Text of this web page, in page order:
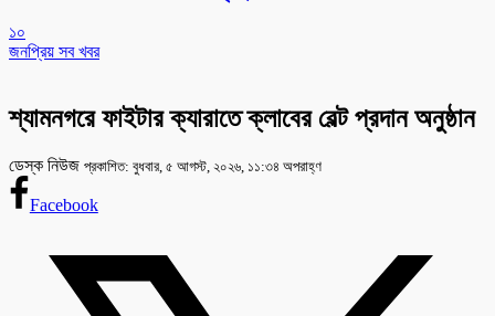
১০
জনপ্রিয় সব খবর
শ্যামনগরে ফাইটার ক্যারাতে ক্লাবের বেল্ট প্রদান অনুষ্ঠান
ডেস্ক নিউজ প্রকাশিত: বুধবার, ৫ আগস্ট, ২০২৬, ১১:৩৪ অপরাহ্ণ
Facebook